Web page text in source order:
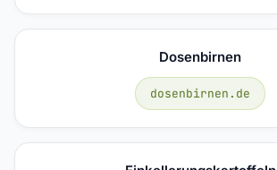
Dosenbirnen
dosenbirnen.de